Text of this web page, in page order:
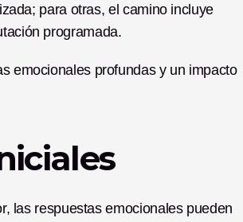
para otras, el camino incluye
programada.
emocionales profundas y un impacto
las respuestas emocionales pueden